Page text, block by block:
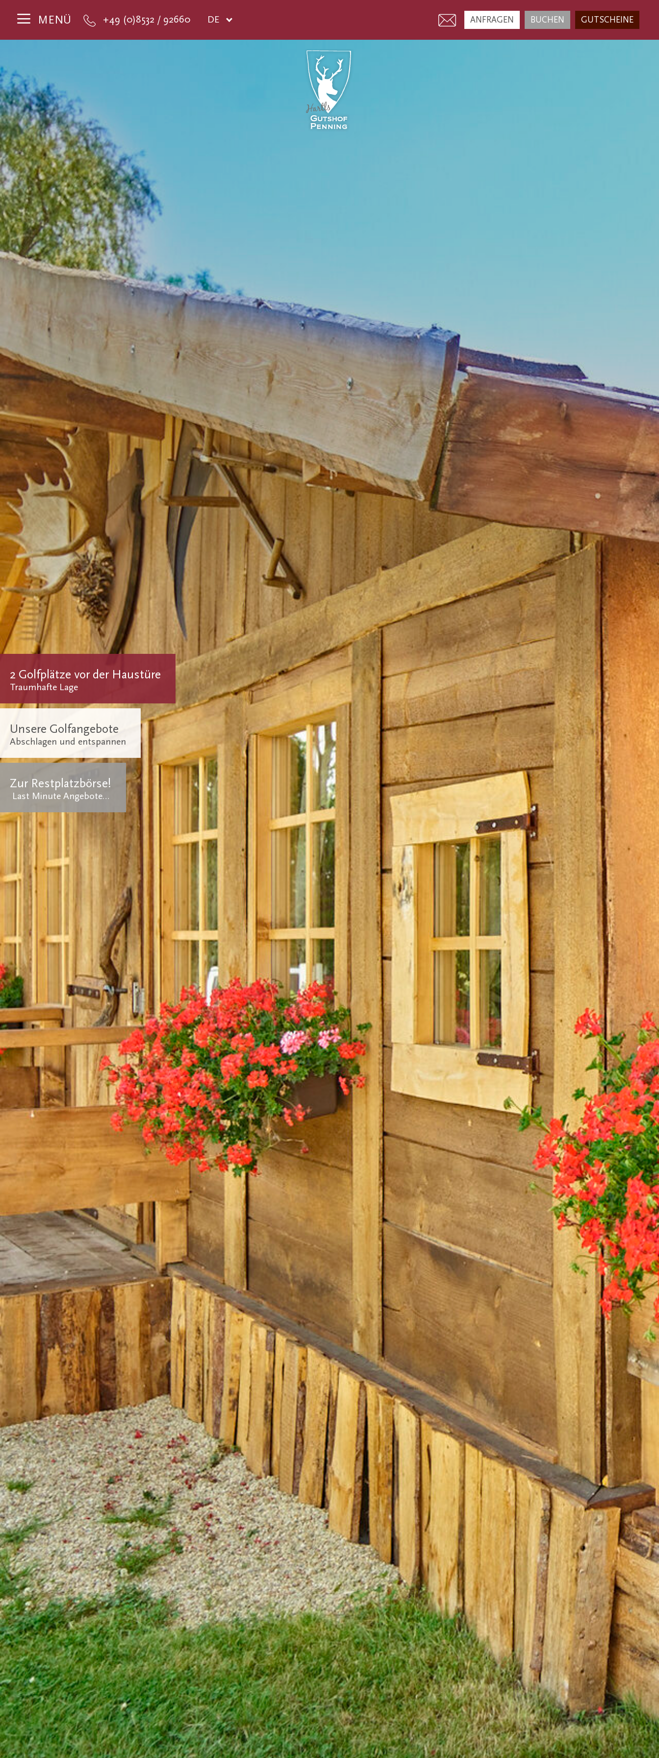
MENÜ +49 (0)8532 / 92660 DE ANFRAGEN BUCHEN GUTSCHEINE
2 Golfplätze vor der Haustüre
Traumhafte Lage
Unsere Golfangebote
Abschlagen und entspannen
Zur Restplatzbörse!
Last Minute Angebote…